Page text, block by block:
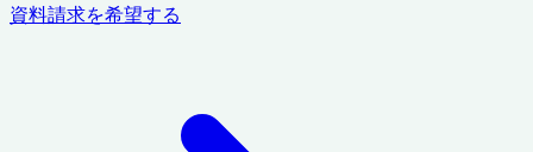
資料請求を希望する